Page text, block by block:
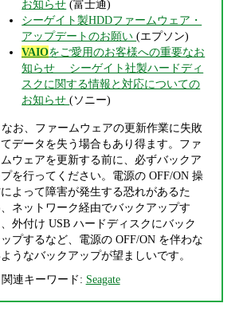
お知らせ (富士通)
シーゲイト製HDDファームウェア・
アップデートのお願い(エプソン)
VAIOをご愛用のお客様への重要なお
知らせ シーゲイト社製ハードディ
スクに関する情報と対応についての
お知らせ(ソニー)
なお、ファームウェアの更新作業に失敗
てデータを失う場合もあり得ます。ファ
ウェアを更新する前に、必ずバックア
プを行ってください。電源の OFF/ON 操
よって障害が発生する恐れがあるた
ネットワーク経由でバックアップす
外付け USB ハードディスクにバック
プするなど、電源の OFF/ON を伴わな
うなバックアップが望ましいです。
関連キーワード: Seagate